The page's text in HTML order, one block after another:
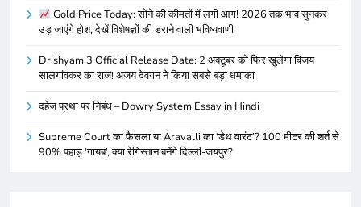
Gold Price Today: सोने की कीमतों में लगी आग! 2026 तक भाव सुनकर
उड़ जाएंगे होश, देखें विशेषज्ञों की डराने वाली भविष्यवाणी
Drishyam 3 Official Release Date: 2 अक्टूबर को फिर खुलेगा विजय
सालगांवकर का राज! अजय देवगन ने किया सबसे बड़ा धमाका
दहेज प्रथा पर निबंध – Dowry System Essay in Hindi
Supreme Court का फैसला या Aravalli का ‘डेथ वारंट’? 100 मीटर की शर्त से
90% पहाड़ ‘गायब’, क्या रेगिस्तान बनेंगे दिल्ली-जयपुर?